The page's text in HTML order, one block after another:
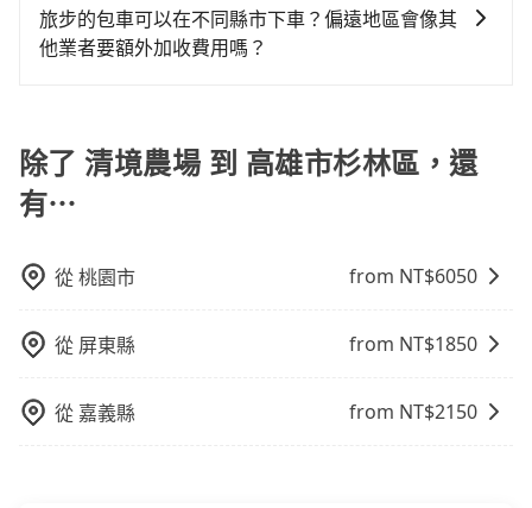
費37分鐘在轉乘與等車上，現在還不馬上來預約
tripool！如果你僅有兩位乘車，也可參考tripool的拼車
車或者要載其他乘客的人來說就有不小的風險。最後，
雖然路邊隨租隨還看似方便，但實際使用時還是有其區
擇。
中型巴士或大型遊覽車。非法改裝的車輛，不僅與車輛
行照不符，連司機的駕照都會不符。在路上被警察盤查
與一台小轎車比較划算，如人數超過12位就一定是叫一
台中巴比較方便。但也有例外，比方說有些山區或路段
是禁止大客車通行的，建議在預定時最好先與車行或平
的便利性和彈性，探訪更多的景點，並且可以按照自己
的節奏和時間進行遊覽。除了景點本身，還可以體驗周
和內幕，並且可以在旅途中收集更多的故事和經驗，豐
富自己的旅程。
旅步的包車可以在不同縣市下車？偏遠地區會像其
他業者要額外加收費用嗎？
用，不會像其他業者那樣收取額外費用。但如果您需要
前往的地點屬於高海拔山區等特殊地點，就可能會需要
支付額外的費用，不過別擔心，您可以透過旅步官網查
除了 清境農場 到 高雄市杉林區，還
有⋯
從桃園市 from NT$6050
從 屏東縣 from NT$1850
從 嘉義縣 from NT$2150